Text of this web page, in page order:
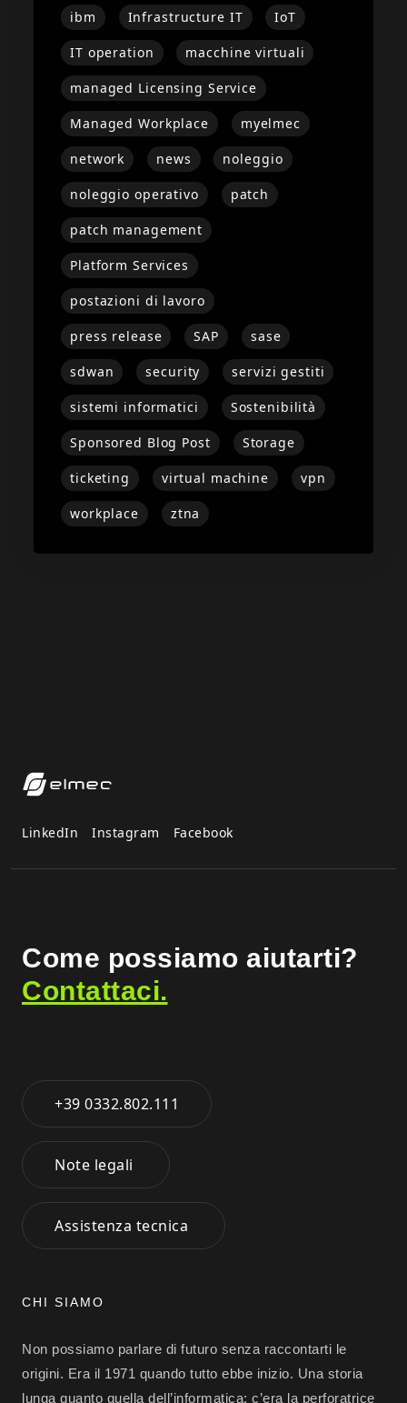
ibm Infrastructure IT IoT
IT operation macchine virtuali
managed Licensing Service
Managed Workplace myelmec
network news noleggio
noleggio operativo patch
patch management
Platform Services
postazioni di lavoro
press release SAP sase
sdwan security servizi gestiti
sistemi informatici Sostenibilità
Sponsored Blog Post Storage
ticketing virtual machine vpn
workplace ztna
LinkedIn Instagram Facebook
Come possiamo aiutarti?
Contattaci.
+39 0332.802.111
Note legali
Assistenza tecnica
CHI SIAMO
Non possiamo parlare di futuro senza raccontarti le
origini. Era il 1971 quando tutto ebbe inizio. Una storia
lunga quanto quella dell’informatica: c’era la perforatrice